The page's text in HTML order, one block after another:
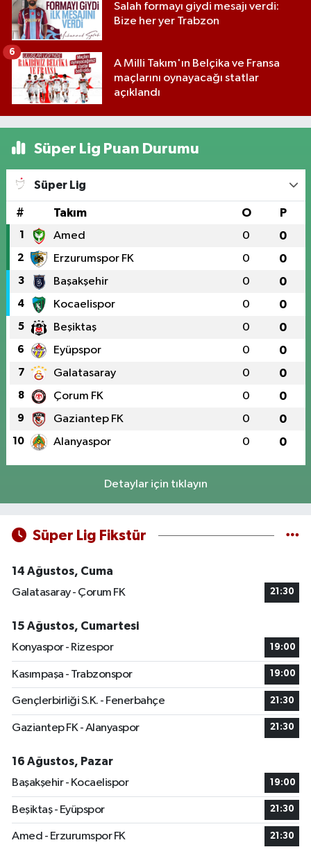
Salah formayı giydi mesajı verdi:
Bize her yer Trabzon
A Milli Takım'ın Belçika ve Fransa
maçlarını oynayacağı statlar
açıklandı
6
Süper Lig Puan Durumu
Süper Lig
# Takım O P
1 Amed 0 0
2 Erzurumspor FK 0 0
3 Başakşehir 0 0
4 Kocaelispor 0 0
5 Beşiktaş 0 0
6 Eyüpspor 0 0
7 Galatasaray 0 0
8 Çorum FK 0 0
9 Gaziantep FK 0 0
10 Alanyaspor 0 0
Detaylar için tıklayın
Süper Lig Fikstür
14 Ağustos, Cuma
Galatasaray - Çorum FK
21:30
15 Ağustos, Cumartesi
Konyaspor - Rizespor
19:00
Kasımpaşa - Trabzonspor 19:00
Gençlerbirliği S.K. - Fenerbahçe 21:30
Gaziantep FK - Alanyaspor 21:30
16 Ağustos, Pazar
Başakşehir - Kocaelispor
19:00
Beşiktaş - Eyüpspor 21:30
Amed - Erzurumspor FK 21:30